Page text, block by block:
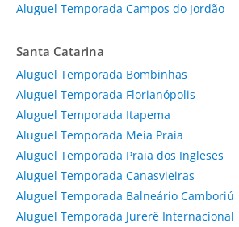
Aluguel Temporada Campos do Jordão
Santa Catarina
Aluguel Temporada Bombinhas
Aluguel Temporada Florianópolis
Aluguel Temporada Itapema
Aluguel Temporada Meia Praia
Aluguel Temporada Praia dos Ingleses
Aluguel Temporada Canasvieiras
Aluguel Temporada Balneário Camboriú
Aluguel Temporada Jurerê Internacional